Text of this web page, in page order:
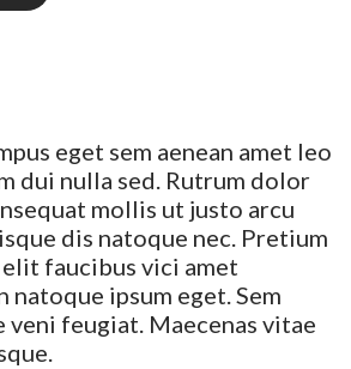
eget sem aenean amet leo
dui nulla sed. Rutrum dolor
mollis ut justo arcu
dis natoque nec. Pretium
faucibus vici amet
natoque ipsum eget. Sem
veni feugiat. Maecenas vitae